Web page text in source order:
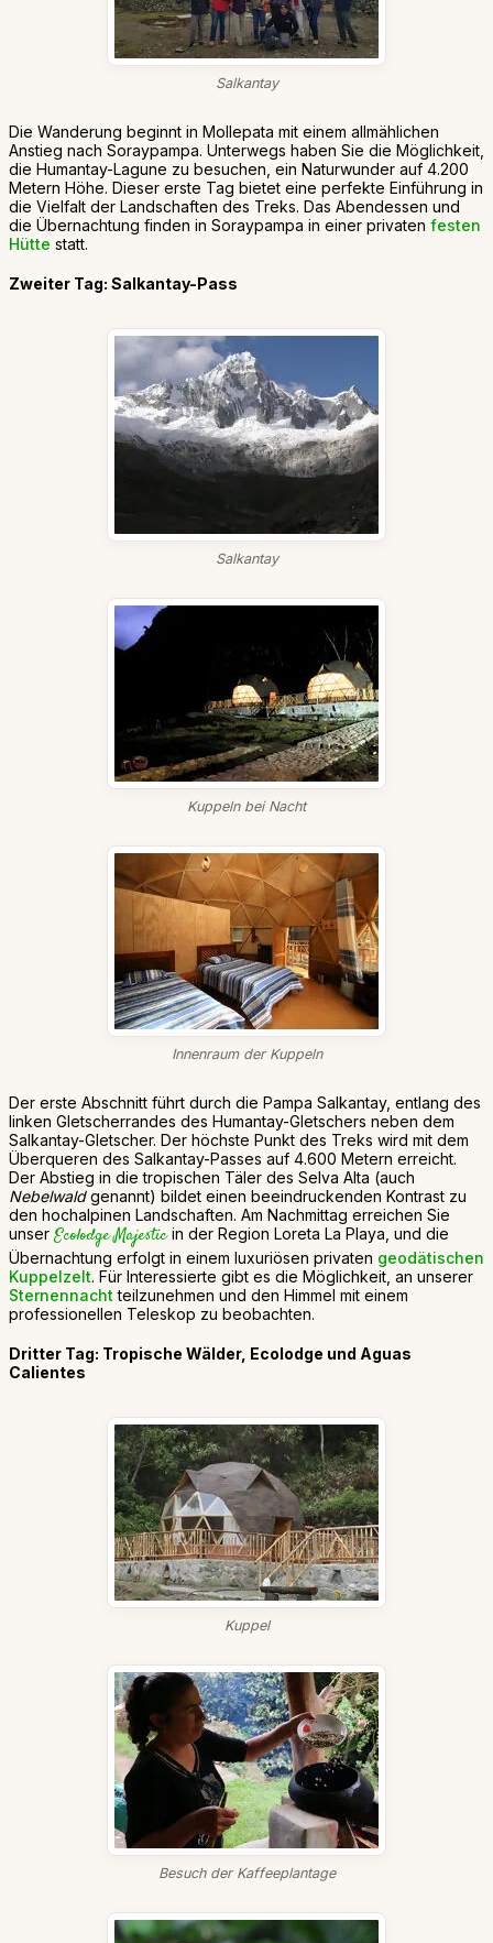
Salkantay
Die Wanderung beginnt in Mollepata mit einem allmählichen
Anstieg nach Soraypampa. Unterwegs haben Sie die Möglichkeit,
die Humantay-Lagune zu besuchen, ein Naturwunder auf 4.200
Metern Höhe. Dieser erste Tag bietet eine perfekte Einführung in
die Vielfalt der Landschaften des Treks. Das Abendessen und
die Übernachtung finden in Soraypampa in einer privaten festen
Hütte statt.
Zweiter Tag: Salkantay-Pass
Salkantay
Kuppeln bei Nacht
Innenraum der Kuppeln
Der erste Abschnitt führt durch die Pampa Salkantay, entlang des
linken Gletscherrandes des Humantay-Gletschers neben dem
Salkantay-Gletscher. Der höchste Punkt des Treks wird mit dem
Überqueren des Salkantay-Passes auf 4.600 Metern erreicht.
Der Abstieg in die tropischen Täler des Selva Alta (auch
Nebelwaldgenannt) bildet einen beeindruckenden Kontrast zu
den hochalpinen Landschaften. Am Nachmittag erreichen Sie
unser Ecolodge Majesticin der Region Loreta La Playa, und die
Übernachtung erfolgt in einem luxuriösen privaten geodätischen
Kuppelzelt. Für Interessierte gibt es die Möglichkeit, an unserer
Sternennacht teilzunehmen und den Himmel mit einem
professionellen Teleskop zu beobachten.
Dritter Tag: Tropische Wälder, Ecolodge und Aguas
Calientes
Kuppel
Besuch der Kaffeeplantage